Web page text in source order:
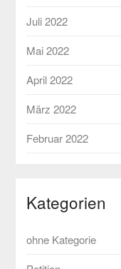
Juli 2022
Mai 2022
April 2022
März 2022
Februar 2022
Kategorien
ohne Kategorie